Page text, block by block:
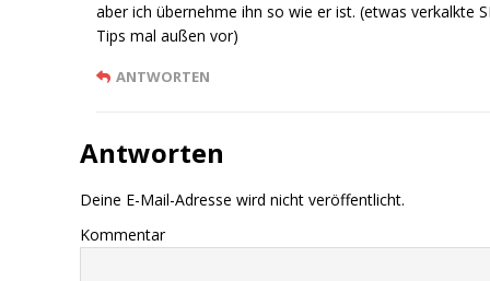
aber ich übernehme ihn so wie er ist. (etwas verkalkte
Tips mal außen vor)
ANTWORTEN
Antworten
Deine E-Mail-Adresse wird nicht veröffentlicht.
Kommentar